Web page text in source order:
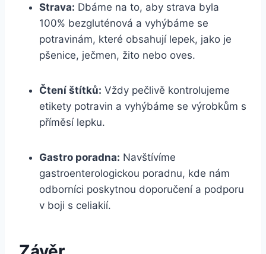
Strava: Dbáme na to, aby strava byla
100% bezgluténová a vyhýbáme‍ se
potravinám, které obsahují lepek,​ jako je
pšenice, ječmen, žito nebo oves.
Čtení⁤ štítků: Vždy pečlivě kontrolujeme
etikety potravin a vyhýbáme se výrobkům s
příměsí lepku.
Gastro poradna: ⁢Navštívíme
gastroenterologickou poradnu, kde nám
odborníci poskytnou ‍doporučení a podporu
v boji s celiakií.